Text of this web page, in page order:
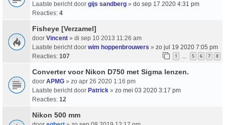
Laatste bericht door gijs sandberg » do sep 17 2020 4:31 pm
Reacties: 4
Fisheye [Verzamel]
door Vincent » di sep 10 2013 11:26 am
Laatste bericht door wim hoppenbrouwers » zo jul 19 2020 7:05 pm
Reacties: 107 1 … 5 6 7 8
Converter voor Nikon D750 met Sigma lenzen.
door APMG » zo apr 26 2020 1:16 pm
Laatste bericht door Patrick » zo mei 03 2020 3:17 pm
Reacties: 12
Nikon 500 mm